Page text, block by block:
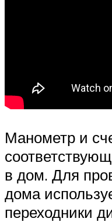
Манометр и
в дом. Для
дома
переходники